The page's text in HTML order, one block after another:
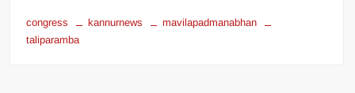
at c
congress kannurnews
mavilapadmanabhan
taliparamba